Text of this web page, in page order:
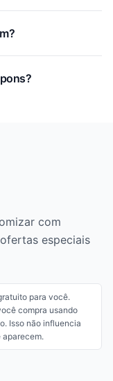
com
especiais
para você.
compra usando
Isso não influencia
aparecem.